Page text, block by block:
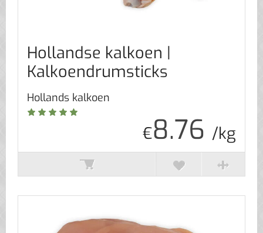
Hollandse kalkoen |
Kalkoendrumsticks
Hollands kalkoen
€8.76 /kg